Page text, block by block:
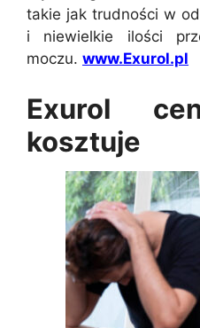
takie jak trudności w
i niewielkie ilości
moczu. www.Exurol.pl
Exurol
kosztuje